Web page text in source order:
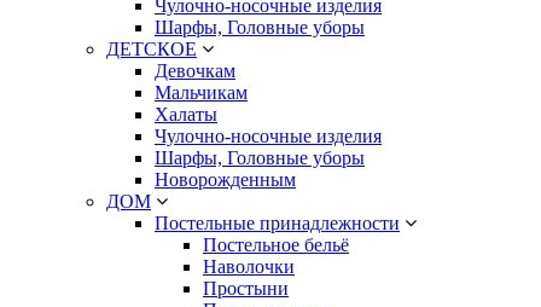
Чулочно-носочные изделия
Шарфы, Головные уборы
ДЕТСКОЕ
Девочкам
Мальчикам
Халаты
Чулочно-носочные изделия
Шарфы, Головные уборы
Новорожденным
ДОМ
Постельные принадлежности
Постельное бельё
Наволочки
Простыни